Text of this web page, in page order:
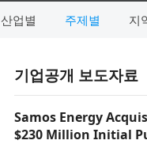
산업별 주제별 지
기업공개 보도자료
Samos Energy
$230 Million Initial